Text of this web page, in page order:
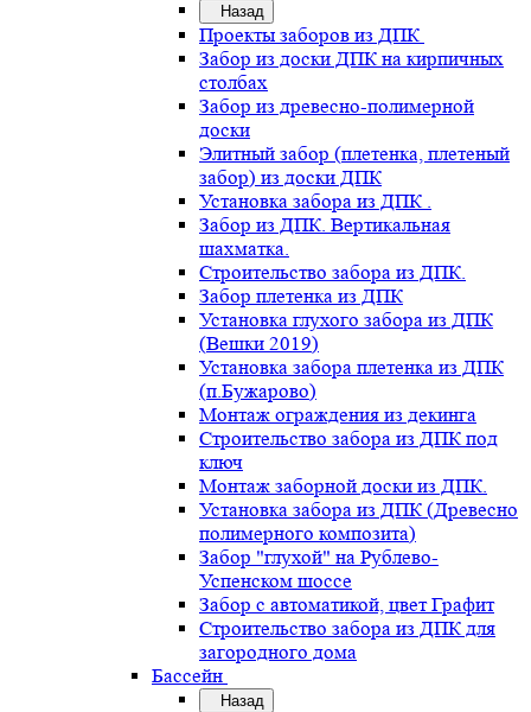
Назад
Проекты заборов из ДПК
Забор из доски ДПК на кирпичных
столбах
Забор из древесно-полимерной
доски
Элитный забор (плетенка, плетеный
забор) из доски ДПК
Установка забора из ДПК .
Забор из ДПК. Вертикальная
шахматка.
Строительство забора из ДПК.
Забор плетенка из ДПК
Установка глухого забора из ДПК
(Вешки 2019)
Установка забора плетенка из ДПК
(п.Бужарово)
Монтаж ограждения из декинга
Строительство забора из ДПК под
ключ
Монтаж заборной доски из ДПК.
Установка забора из ДПК (Древесно
полимерного композита)
Забор "глухой" на Рублево-
Успенском шоссе
Забор с автоматикой, цвет Графит
Строительство забора из ДПК для
загородного дома
Бассейн
Назад